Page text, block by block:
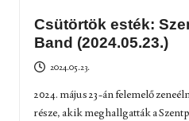
Csütörtök esték:
Band (2024.05.23.)
2024.05.23.
2024. május 23-án felemelő
része, akik meghallgatták a